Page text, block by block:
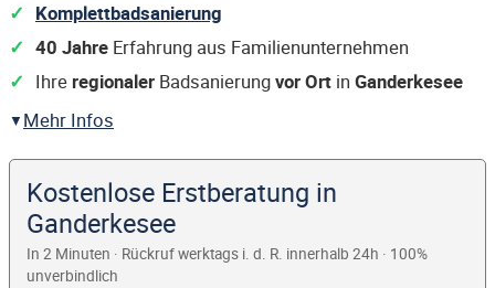
Komplettbadsanierung
40 Jahre Erfahrung aus Familienunternehmen
Ihre regionaler Badsanierungvor Ort in Ganderkesee
Mehr Infos
Kostenlose Erstberatung in
Ganderkesee
In 2 Minuten · Rückruf werktags i. d. R. innerhalb 24h · 100%
unverbindlich